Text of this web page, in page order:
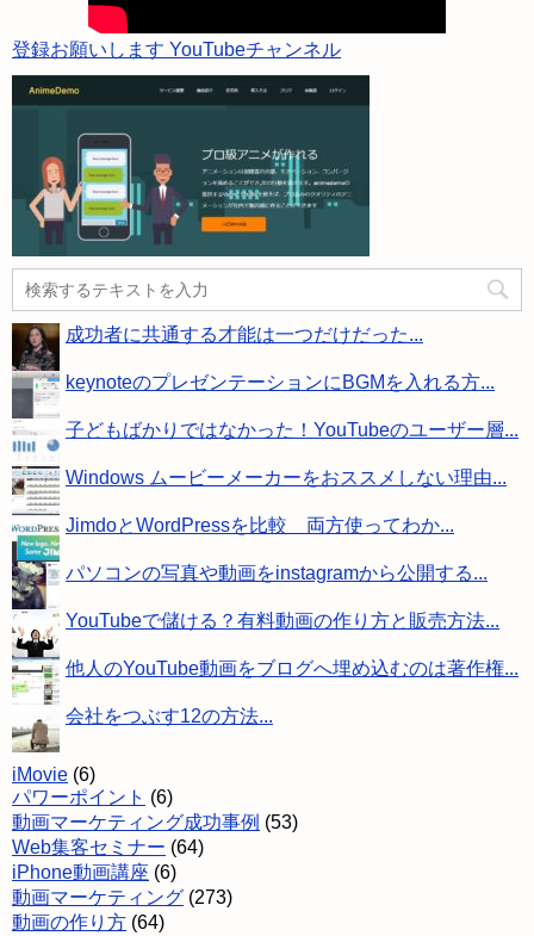
登録お願いします YouTubeチャンネル
成功者に共通する才能は一つだけだった...
keynoteのプレゼンテーションにBGMを入れる方...
子どもばかりではなかった！YouTubeのユーザー層...
Windows ムービーメーカーをおススメしない理由...
JimdoとWordPressを比較 両方使ってわか...
パソコンの写真や動画をinstagramから公開する...
YouTubeで儲ける？有料動画の作り方と販売方法...
他人のYouTube動画をブログへ埋め込むのは著作権...
会社をつぶす12の方法...
iMovie (6)
パワーポイント (6)
動画マーケティング成功事例 (53)
Web集客セミナー (64)
iPhone動画講座 (6)
動画マーケティング (273)
動画の作り方 (64)